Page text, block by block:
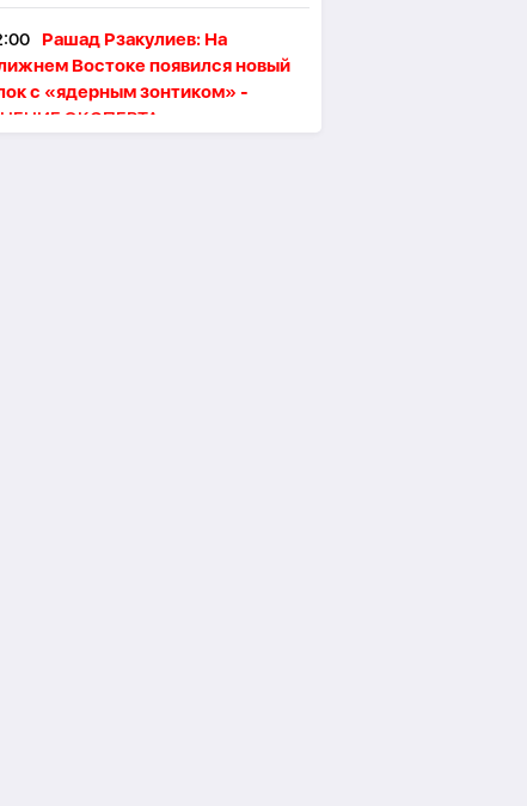
Рашад Рзакулиев: На
Востоке появился новый
с «ядерным зонтиком» -
ЭКСПЕРТА